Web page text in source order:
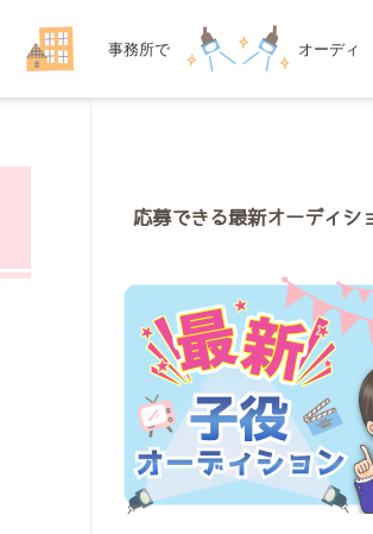
事務所で
探す
オーディ
ション対策
応募できる最新オーディシ